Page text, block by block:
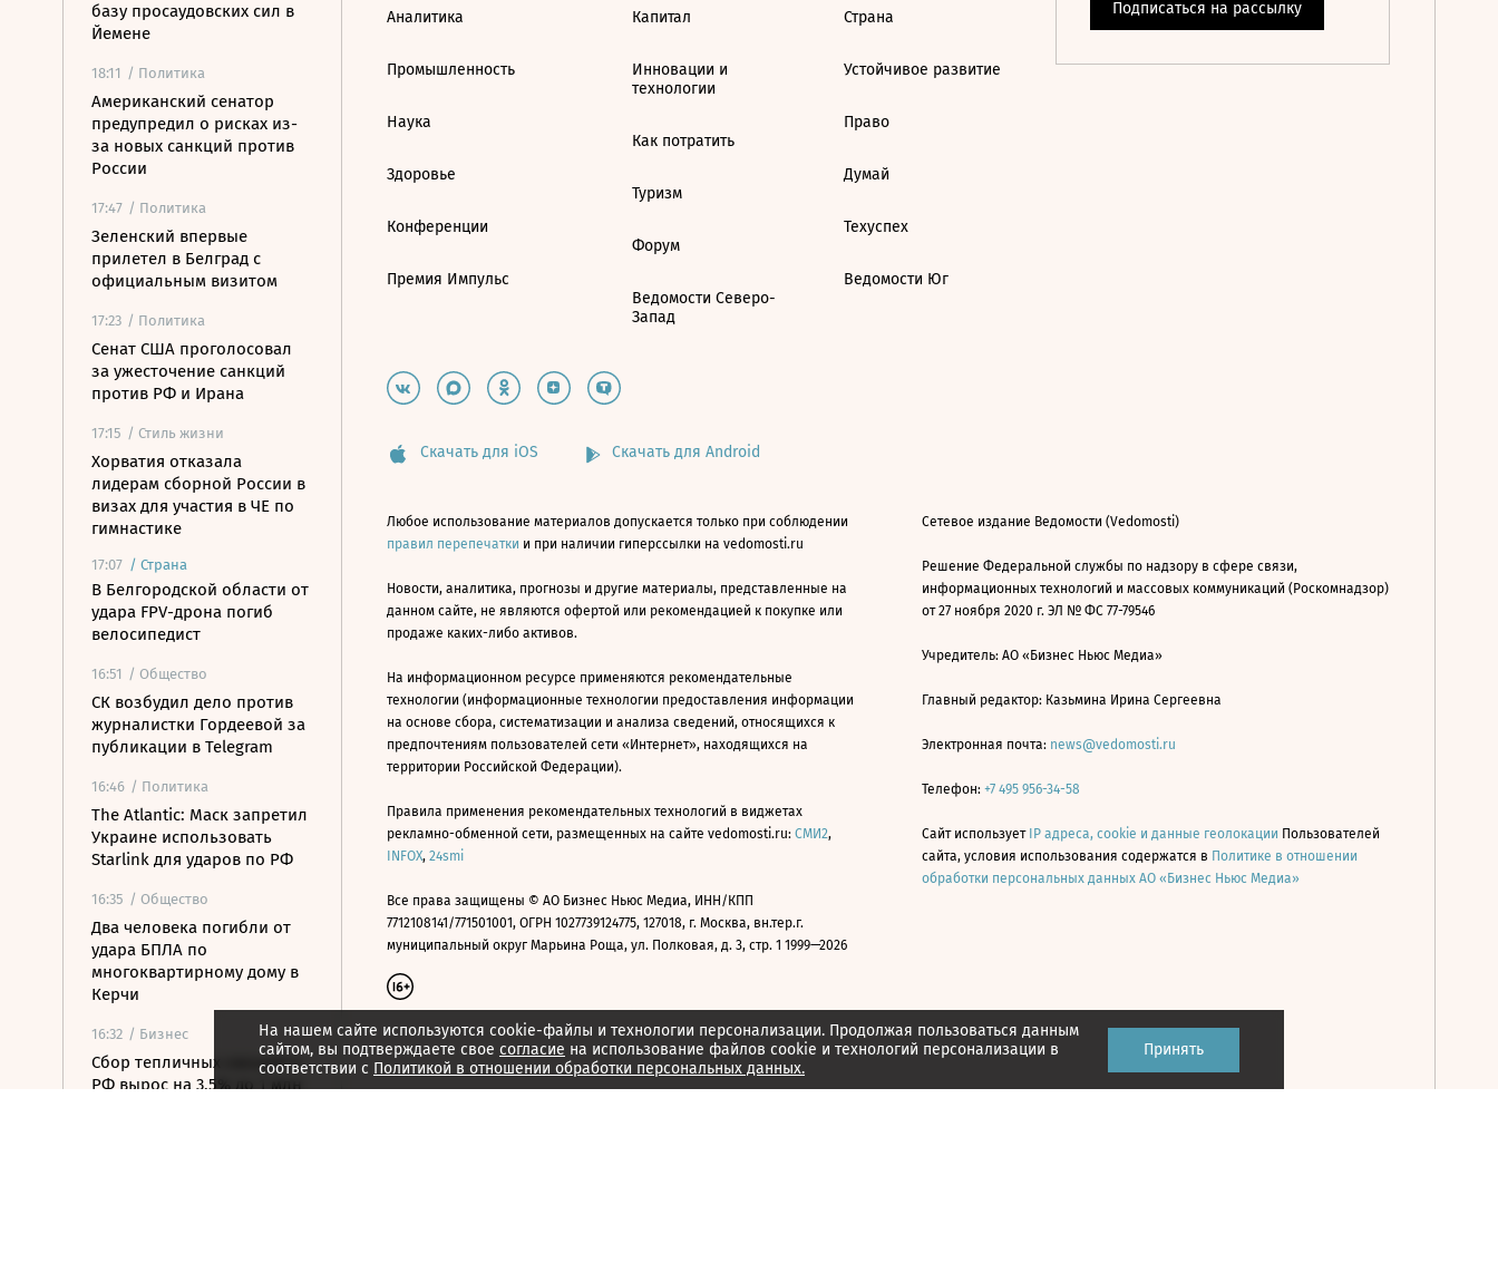
базу просаудовских сил в
Йемене
18:11 / Политика
Американский сенатор
предупредил о рисках из-
за новых санкций против
России
17:47 / Политика
Зеленский впервые
прилетел в Белград с
официальным визитом
17:23 / Политика
Сенат США проголосовал
за ужесточение санкций
против РФ и Ирана
17:15 / Стиль жизни
Хорватия отказала
лидерам сборной России в
визах для участия в ЧЕ по
гимнастике
17:07 / Страна
В Белгородской области от
удара FPV-дрона погиб
велосипедист
16:51 / Общество
СК возбудил дело против
журналистки Гордеевой за
публикации в Telegram
16:46 / Политика
The Atlantic: Маск запретил
Украине использовать
Starlink для ударов по РФ
16:35 / Общество
Два человека погибли от
удара БПЛА по
многоквартирному дому в
Керчи
16:32 / Бизнес
Сбор тепличных овощей в
РФ вырос на 3,5% до 1 млн
На нашем сайте используются cookie-файлы и технологии персонализации. Продолжая пользоваться данным
сайтом, вы подтверждаете свое согласие на использование файлов cookie и технологий персонализации в
соответствии с Политикой в отношении обработки персональных данных.
Принять
Аналитика
Промышленность
Наука
Здоровье
Конференции
Премия Импульс
Капитал
Инновации и
технологии
Как потратить
Туризм
Форум
Ведомости Северо-
Запад
Страна
Устойчивое развитие
Право
Думай
Техуспех
Ведомости Юг
Скачать для iOS Скачать для Android
Любое использование материалов допускается только при соблюдении
правил перепечатки и при наличии гиперссылки на vedomosti.ru
Новости, аналитика, прогнозы и другие материалы, представленные на
данном сайте, не являются офертой или рекомендацией к покупке или
продаже каких-либо активов.
На информационном ресурсе применяются рекомендательные
технологии (информационные технологии предоставления информации
на основе сбора, систематизации и анализа сведений, относящихся к
предпочтениям пользователей сети «Интернет», находящихся на
территории Российской Федерации).
Правила применения рекомендательных технологий в виджетах
рекламно-обменной сети, размещенных на сайте vedomosti.ru: СМИ2,
INFOX, 24smi
Все права защищены © АО Бизнес Ньюс Медиа, ИНН/КПП
7712108141/771501001, ОГРН 1027739124775, 127018, г. Москва, вн.тер.г.
муниципальный округ Марьина Роща, ул. Полковая, д. 3, стр. 1 1999—2026
Сетевое издание Ведомости (Vedomosti)
Решение Федеральной службы по надзору в сфере связи,
информационных технологий и массовых коммуникаций (Роскомнадзор)
от 27 ноября 2020 г. ЭЛ № ФС 77-79546
Учредитель: АО «Бизнес Ньюс Медиа»
Главный редактор: Казьмина Ирина Сергеевна
Электронная почта: news@vedomosti.ru
Телефон: +7 495 956-34-58
Сайт использует IP адреса, cookie и данные геолокации Пользователей
сайта, условия использования содержатся в Политике в отношении
обработки персональных данных АО «Бизнес Ньюс Медиа»